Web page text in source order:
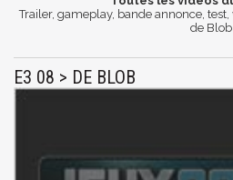
Trailer, gameplay, bande annonce,
de Blob
E3 08 > DE BLOB